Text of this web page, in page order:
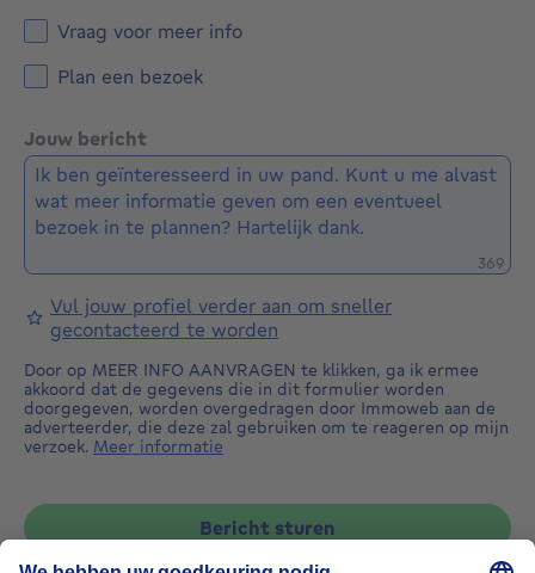
verwarmingsinstallaties en de elektrische installaties
in de appartementen van het hoofdgebouw zijn
conform. De EPC-scores variëren van D tot G.
Het volledige hoofdgebouw is momenteel verhuurd
en genereert directe huuropbrengsten. Het
duplexappartement in het zijgebouw zal vrij van
gebruik en bewoning worden overgedragen bij het
verlijden van de akte.
Een bijzonder interessante investeringsopportuniteit
op een uitstekende locatie, in de onmiddellijke
nabijheid van openbaar vervoer, winkels, scholen en
het stadscentrum.
Vraag voor meer info
Plan een bezoek
Jouw bericht
369
Vul jouw profiel verder aan om sneller
gecontacteerd te worden
Door op MEER INFO AANVRAGEN te klikken, ga ik ermee
akkoord dat de gegevens die in dit formulier worden
doorgegeven, worden overgedragen door Immoweb aan de
adverteerder, die deze zal gebruiken om te reageren op mijn
verzoek. Meer informatie
Bericht sturen